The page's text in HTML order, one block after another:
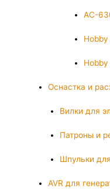
AC-
Оснастка и
Вилки для
Патроны и
Шпульки
AVR для